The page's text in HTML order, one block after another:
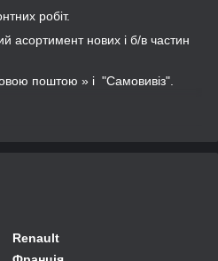
робіт.
асортимент нових і б/в частин
поштою » і "Самовивіз".
Renault